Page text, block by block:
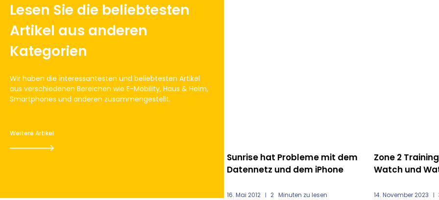
Lesen Sie die beliebtesten
Artikel aus anderen
Kategorien
Wir haben die interessantesten und beliebtesten Artikel
aus verschiedenen Bereichen wie E-Mobility, Haus & Heim,
Smartphones und anderen zusammengestellt.
Weitere Artikel
Zone 2 Training mit der Apple
Watch und Watch OS 10
14. November 2023 3 Minuten zu lesen
Meine Top 5
Zubehör für
11. Dezember 2018 4